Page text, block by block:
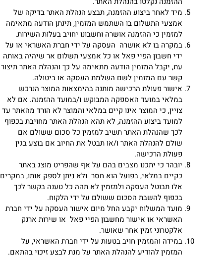
מיד לאחר ביצוע ההזמנה, תבצע הנהלת האתר בדיקה של
אמצעי התשלום בו השתמש המזמין, תינתן הודעה מתאימה
למזמין כי ההזמנה אושרה וחשבונו יחויב בעלות השירות.
במקרה בו לא אושרה העסקה על ידי חברת האשראי או על
ידי חשבון הפיי פאל או כל אמצעי תשלום אר שיהיה באותה
עת, יקבל המזמין הודעה מתאימה על כך והנהלת האתר תיצור
קשר עם המזמין לשם השלמת העסקה או ביטולה.
אישור פעולת הרכישה מותנה בהימצאות המוצר הנרכש
במלאי במועד האספקה המבוקש ו/במועד ההזמנה. אם לא
צויין, כי המוצר אינו קיים במלאי והמוצר לא הורד מהאתר עד
למועד ביצוע ההזמנה, לא תהא הנהלת האתר מחויבת בכפוף
לכך שהנהלת האתר תשיב למזמין כל סכום ששולם אם
שולם להנהלת האתר ו/או תבטל את החיוב אם בוצע בגין
פעולת הרכישה.
יובהר כי יתכנו מצבים בהם על אף שהפריט מוצג באתר
כקיים במלאי, בפועל הוא חסר ולא ניתן לספק אותו, במקרים
אלו תבוטל העסקה ולמזמין לא תהה כל טענה בקשר לכך
בכפוף להשבת הסכום ששולם על ידי הלקוח.
מועד המשלוח יקבע החל מיום אישור העסקה על ידי חברת
האשראי או אישור מחשבון הפיי פאל או שירות ארנק
אלקטרוני זמין אחר שאושר.
במידה והמזמין חויב בטעות על ידי חברת האשראי, על
המזמין להודיע להנהלת האתר על מנת לבצע זיכוי בהתאם.